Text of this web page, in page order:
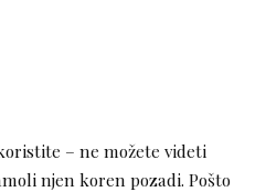
– ne možete videti
njen koren pozadi. Pošto